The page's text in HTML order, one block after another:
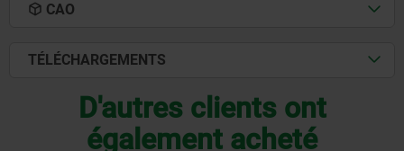
CAO
TÉLÉCHARGEMENTS
D'autres clients ont
également acheté